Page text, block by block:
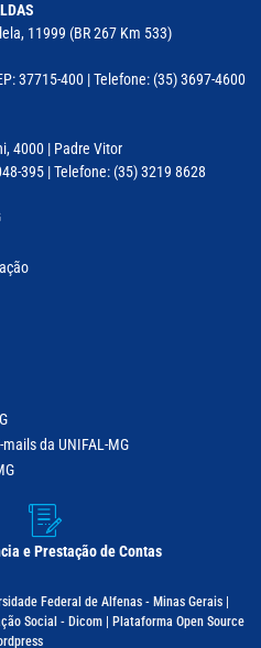
11999 (BR 267 Km 533)
37715-400 | Telefone: (35) 3697-4600
4000 | Padre Vitor
395 | Telefone: (35) 3219 8628
da UNIFAL-MG
e Prestação de Contas
Federal de Alfenas - Minas Gerais |
Social - Dicom | Plataforma Open Source